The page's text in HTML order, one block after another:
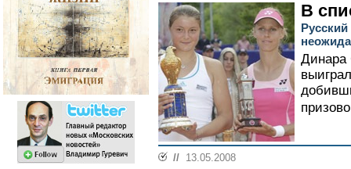
В
Динара
// 13.05.2008